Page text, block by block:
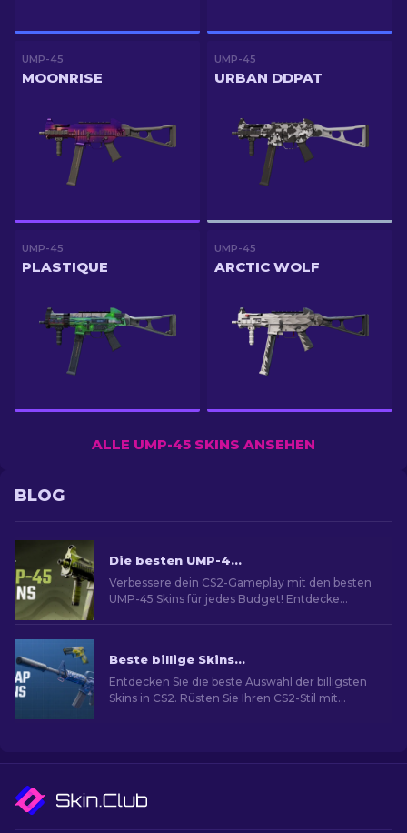
UMP-45
MOONRISE
UMP-45
URBAN DDPAT
UMP-45
PLASTIQUE
UMP-45
ARCTIC WOLF
ALLE UMP-45 SKINS ANSEHEN
BLOG
Die besten UMP-45 Skins in CS2 [2026]
Verbessere dein CS2-Gameplay mit den besten
UMP-45 Skins für jedes Budget! Entdecke
Beste billige Skins in CS2 [2026]
Entdecken Sie die beste Auswahl der billigsten
Skins in CS2. Rüsten Sie Ihren CS2-Stil mit